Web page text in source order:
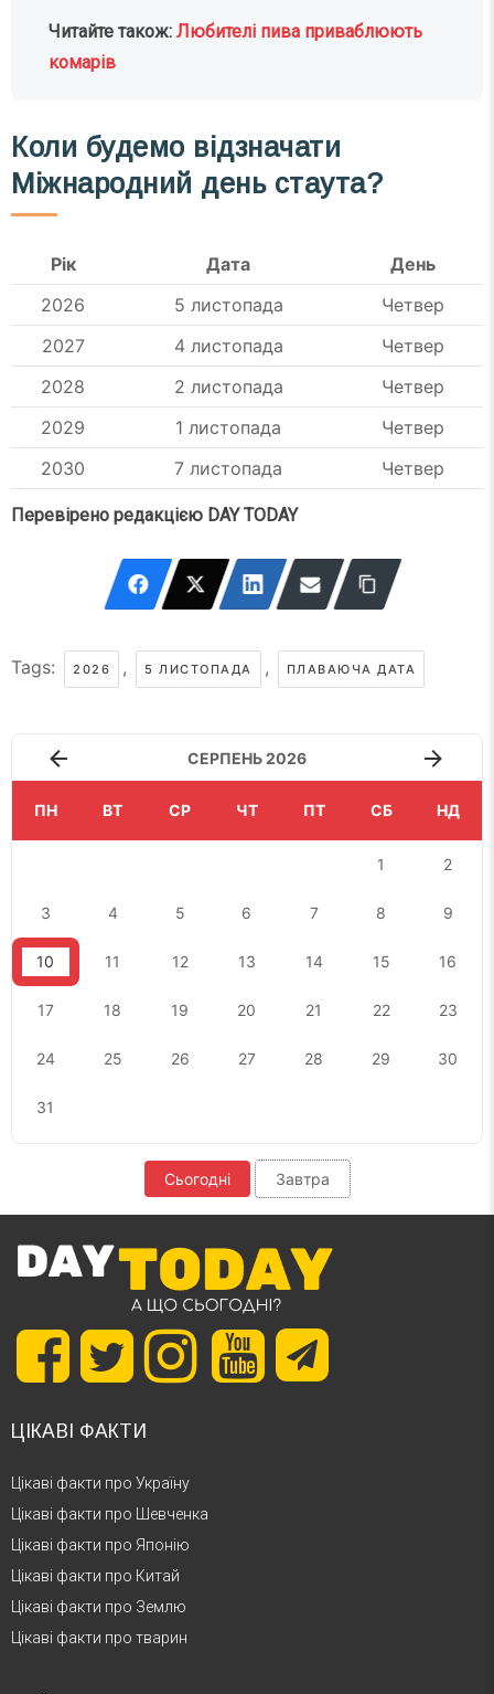
Читайте також:Любителі пива приваблюють
комарів
Коли будемо відзначати
Міжнародний день стаута?
Рік Дата
День
2026
5 листопада
Четвер
2027
4 листопада
Четвер
2028
2 листопада
Четвер
2029
1 листопада
Четвер
2030
7 листопада Четвер
Перевірено редакцією DAY TODAY
Tags: 2026 , 5 ЛИСТОПАДА , ПЛАВАЮЧА ДАТА
СЕРПЕНЬ 2026
ПН ВТ СР ЧТ ПТ СБ НД
1 2
3 4 5 6 7 8 9
10 11 12 13 14 15 16
17 18 19 20 21 22 23
24 25 26 27 28 29 30
31
Сьогодні Завтра
ЦІКАВІ ФАКТИ
Цікаві факти про Україну
Цікаві факти про Шевченка
Цікаві факти про Японію
Цікаві факти про Китай
Цікаві факти про Землю
Цікаві факти про тварин